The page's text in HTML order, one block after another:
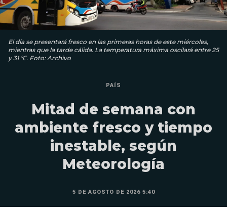
El día se presentará fresco en las primeras horas de este miércoles,
mientras que la tarde cálida. La temperatura máxima oscilará entre 25
y 31 ℃. Foto: Archivo
PAÍS
Mitad de semana con
ambiente fresco y tiempo
inestable, según
Meteorología
5 DE AGOSTO DE 2026 5:40